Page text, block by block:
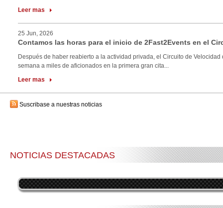
Leer mas
25 Jun, 2026
Contamos las horas para el inicio de 2Fast2Events en el
Después de haber reabierto a la actividad privada, el Circuito de Velocidad
semana a miles de aficionados en la primera gran cita...
Leer mas
Suscribase a nuestras noticias
NOTICIAS DESTACADAS